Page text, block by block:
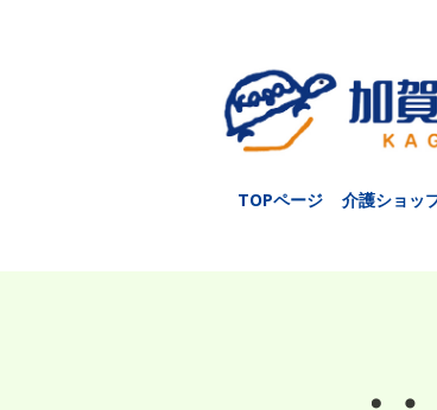
TOPページ 介護ショッ